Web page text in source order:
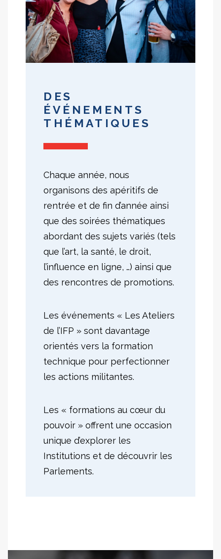
DES
ÉVÉNEMENTS
THÉMATIQUES
Chaque année, nous
organisons des apéritifs de
rentrée et de fin d’année ainsi
que des soirées thématiques
abordant des sujets variés (tels
que l’art, la santé, le droit,
l’influence en ligne, …) ainsi que
des rencontres de promotions.
Les événements « Les Ateliers
de l’IFP » sont davantage
orientés vers la formation
technique pour perfectionner
les actions militantes.
Les « formations au cœur du
pouvoir » offrent une occasion
unique d’explorer les
Institutions et de découvrir les
Parlements.